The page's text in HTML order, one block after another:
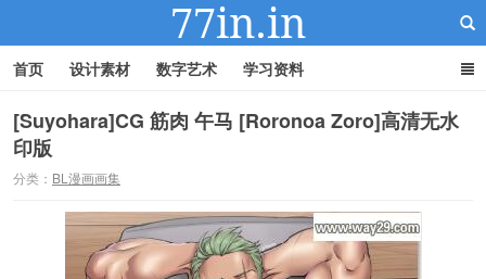
首页 设计素材 数字艺术 学习资料
[Suyohara]CG 筋肉 午马 [Roronoa Zoro]高清无水
印版
分类： BL漫画画集